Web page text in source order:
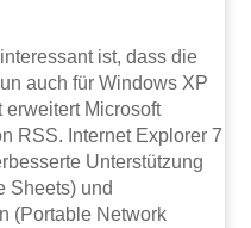
ist, dass die
auch für Windows XP
erweitert Microsoft
RSS. Internet Explorer 7
Unterstützung
Sheets) und
(Portable Network